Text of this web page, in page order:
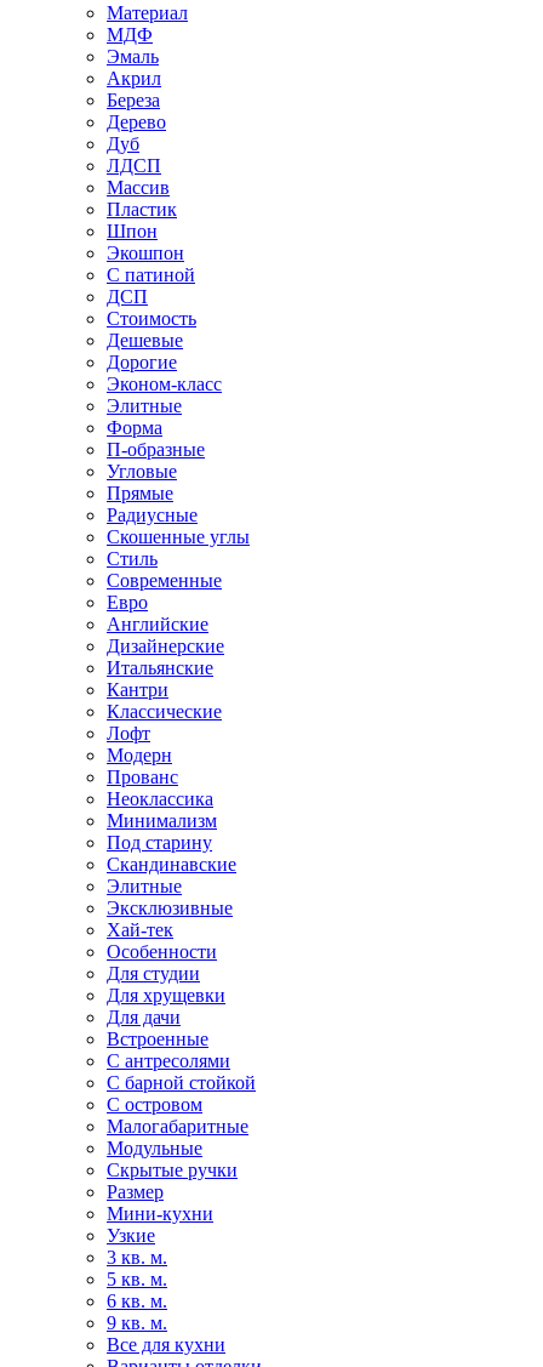
Материал
МДФ
Эмаль
Акрил
Береза
Дерево
Дуб
ЛДСП
Массив
Пластик
Шпон
Экошпон
С патиной
ДСП
Стоимость
Дешевые
Дорогие
Эконом-класс
Элитные
Форма
П-образные
Угловые
Прямые
Радиусные
Скошенные углы
Стиль
Современные
Евро
Английские
Дизайнерские
Итальянские
Кантри
Классические
Лофт
Модерн
Прованс
Неоклассика
Минимализм
Под старину
Скандинавские
Элитные
Эксклюзивные
Хай-тек
Особенности
Для студии
Для хрущевки
Для дачи
Встроенные
С антресолями
С барной стойкой
С островом
Малогабаритные
Модульные
Скрытые ручки
Размер
Мини-кухни
Узкие
3 кв. м.
5 кв. м.
6 кв. м.
9 кв. м.
Все для кухни